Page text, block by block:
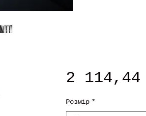
2
Розмір *